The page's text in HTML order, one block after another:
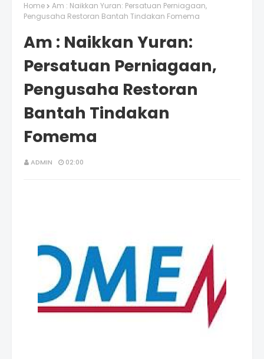
Home
Am : Naikkan Yuran: Persatuan Perniagaan,
Pengusaha Restoran Bantah Tindakan Fomema
Am : Naikkan Yuran:
Persatuan Perniagaan,
Pengusaha Restoran
Bantah Tindakan
Fomema
ADMIN 02:00